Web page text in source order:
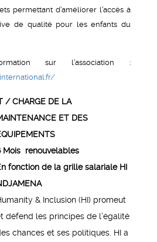
permettant d’améliorer l’accès à
de qualité pour les enfants du
sur l’association :
/ CHARGE DE LA
ET DES
Mois renouvelables
fonction de la grille salariale HI
& Inclusion (HI) promeut
défend les principes de l’égalité
chances et ses politiques. HI a